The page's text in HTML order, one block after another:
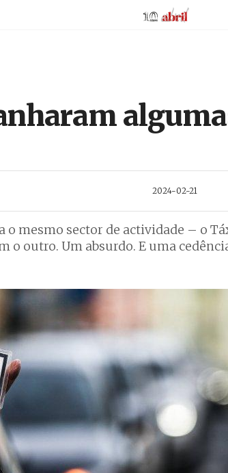
AbrilAbril
2024-02-21
mesmo sector de actividade – o
outro. Um absurdo. E uma